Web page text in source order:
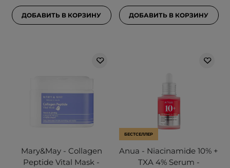
ДОБАВИТЬ В КОРЗИНУ ДОБАВИТЬ В КОРЗИНУ
Mary&May - Collagen
Peptide Vital Mask -
БЕСТСЕЛЛЕР
Anua - Niacinamide 10% +
TXA 4% Serum -